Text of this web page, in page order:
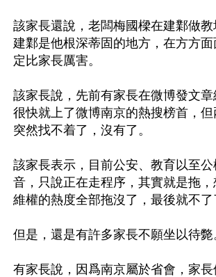
該家長還說，老闆梅國樑在建鄴做教
建鄴是他根深蒂固的地方，在方方
定比家長厲害。
該家長說，先前有家長在微博發文
很快就上了微博南京的熱搜榜首，
突然找不着了，沒有了。
該家長表示，目前公安、教育以至
音，只說正在走程序，其實就是拖
維權的熱度全部拖沒了，最後就不了
但是，還是有許多家長不願坐以待斃
有家長說，因爲南京屬於省會，家